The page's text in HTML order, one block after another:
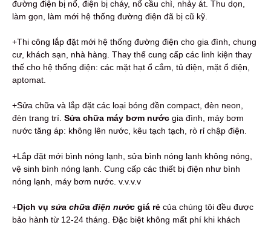
đường điện bị nổ, điện bị cháy, nổ cầu chì, nhảy át. Thu dọn,
làm gọn, làm mới hệ thống đường điện đã bị cũ kỹ.
+Thi công lắp đặt mới hệ thống đường điện cho gia đình, chung
cư, khách sạn, nhà hàng. Thay thế cung cấp các linh kiện thay
thế cho hệ thống điện: các mặt hạt ổ cắm, tủ điện, mặt ổ điện,
aptomat.
+Sửa chữa và lắp đặt các loại bóng đền compact, đèn neon,
đèn trang trí. Sửa chữa máy bơm nước gia đình, máy bơm
nước tăng áp: không lên nước, kêu tạch tạch, rò rỉ chập điện.
+Lắp đặt mới bình nóng lạnh, sửa bình nóng lạnh không nóng,
vệ sinh bình nóng lạnh. Cung cấp các thiết bị điện như bình
nóng lạnh, máy bơm nước. v.v.v.v
+Dịch vụ sửa chữa điện nước giá rẻ của chúng tôi đều được
bảo hành từ 12-24 tháng. Đặc biệt không mất phí khi khách